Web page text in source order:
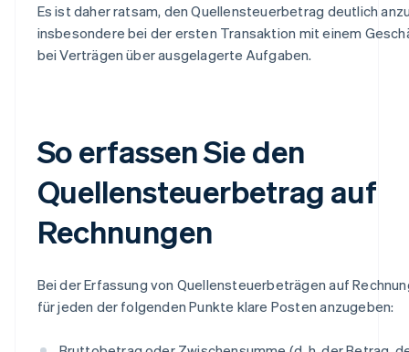
Es ist daher ratsam, den Quellensteuerbetrag deutlich
insbesondere bei der ersten Transaktion mit einem
bei Verträgen über ausgelagerte Aufgaben.
So erfassen Sie den
Quellensteuerbetrag auf
Rechnungen
Bei der Erfassung von Quellensteuerbeträgen auf
für jeden der folgenden Punkte klare Posten anzugeben: